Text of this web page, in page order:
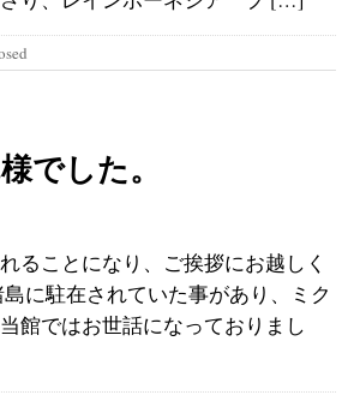
でした。
ることになり、ご挨拶にお越しく
に駐在されていた事があり、ミク
館ではお世話になっておりまし